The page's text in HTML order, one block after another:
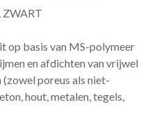
ZWART
op basis van MS-polymeer
en afdichten van vrijwel
poreus als niet-
hout, metalen, tegels,